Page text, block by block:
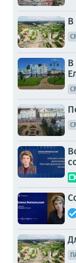
В
В